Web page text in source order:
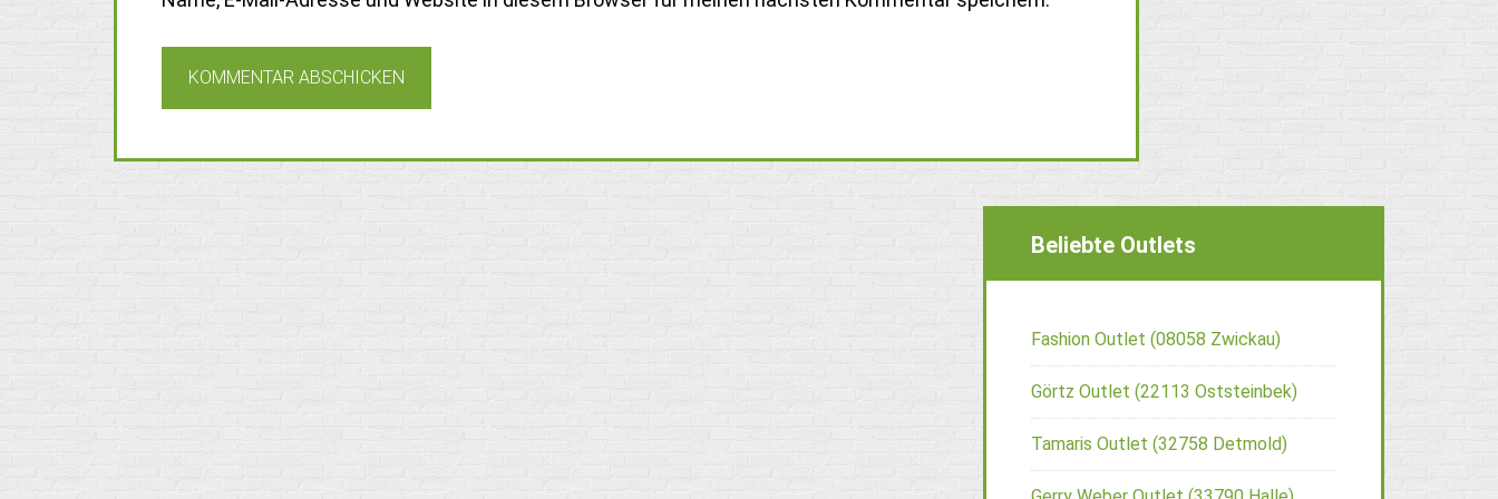
Beliebte Outlets
Fashion Outlet (08058 Zwickau)
Görtz Outlet (22113 Oststeinbek)
Tamaris Outlet (32758 Detmold)